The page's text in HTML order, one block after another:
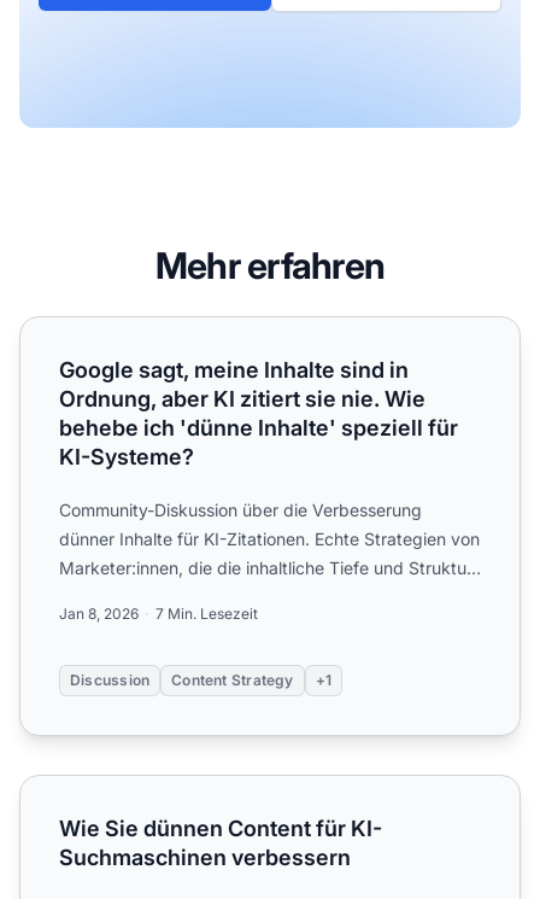
Mehr erfahren
Google sagt, meine Inhalte sind in Ordnung, aber KI
Google sagt, meine Inhalte sind in
Ordnung, aber KI zitiert sie nie. Wie
behebe ich 'dünne Inhalte' speziell für
KI-Systeme?
Community-Diskussion über die Verbesserung
dünner Inhalte für KI-Zitationen. Echte Strategien von
Marketer:innen, die die inhaltliche Tiefe und Struktur
Jan 8, 2026 7 Min. Lesezeit
Discussion Content Strategy +1
Wie Sie dünnen Content für KI-Suchmaschinen verbessern
Wie Sie dünnen Content für KI-
Suchmaschinen verbessern